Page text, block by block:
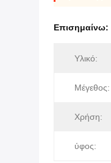
Επισημαίνω:
Υλικό:
Μέγεθος:
Χρήση:
ύφος: